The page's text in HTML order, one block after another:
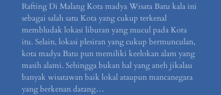
Rafting Di Malang Kota madya Wisata Batu kala ini
sebagai salah satu Kota yang cukup terkenal
membludak lokasi liburan yang mucul pada Kota
itu. Selain, lokasi plesiran yang cukup bermunculan,
kota madya Batu pun memiliki keelokan alam yang
masih alami. Sehingga bukan hal yang aneh jikalau
banyak wisatawan baik lokal ataupun mancanegara
yang berkenan datang…